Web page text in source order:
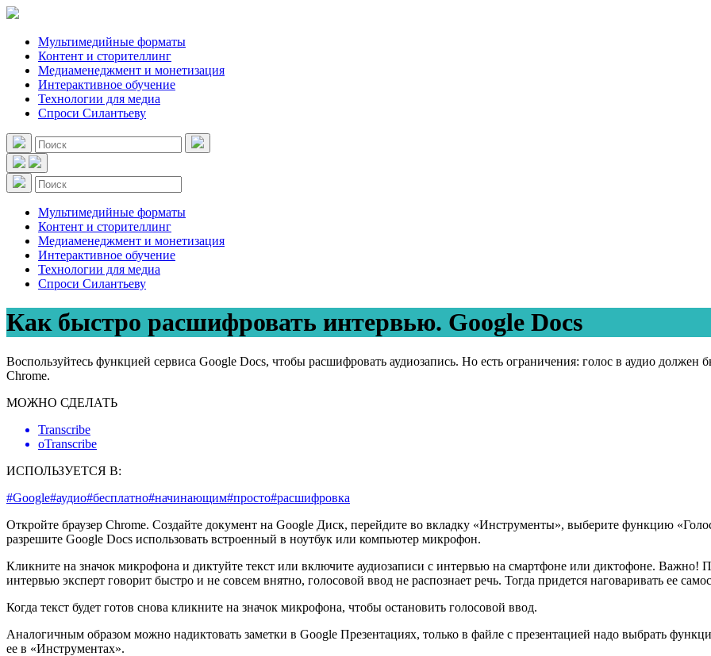
Мультимедийные форматы
Контент и сторителлинг
Медиаменеджмент и монетизация
Интерактивное обучение
Технологии для медиа
Спроси Силантьеву
Мультимедийные форматы
Контент и сторителлинг
Медиаменеджмент и монетизация
Интерактивное обучение
Технологии для медиа
Спроси Силантьеву
Как быстро расшифровать интервью. Google Docs
Воспользуйтесь функцией сервиса Google Docs, чтобы расшифровать аудиозапись. Но есть ограничения: голос в аудио должен
Chrome.
МОЖНО СДЕЛАТЬ
Transcribe
oTranscribe
ИСПОЛЬЗУЕТСЯ В:
#Google#аудио#бесплатно#начинающим#просто#расшифровка
Откройте браузер Chrome. Создайте документ на Google Диск, перейдите во вкладку «Инструменты», выберите функцию
разрешите Google Docs использовать встроенный в ноутбук или компьютер микрофон.
Кликните на значок микрофона и диктуйте текст или включите аудиозаписи с интервью на смартфоне или диктофоне. Важно!
интервью эксперт говорит быстро и не совсем внятно, голосовой ввод не распознает речь. Тогда придется наговаривать ее
Когда текст будет готов снова кликните на значок микрофона, чтобы остановить голосовой ввод.
Аналогичным образом можно надиктовать заметки в Google Презентациях, только в файле с презентацией надо выбрать
ее в «Инструментах».